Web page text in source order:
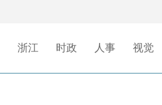
浙江 时政 人事 视觉